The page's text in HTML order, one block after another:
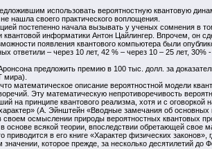
использовать вероятностную квантовую
нашла своего практического воплощения.
постепенно начала вызывать у ученых сомнения в
информатики Антон Цайлингер. Впрочем, он
появления квантового компьютера были
– через 10 лет, 42 % – через 10 – 25 лет, 30%
предложить премию в 100 тыс. долл. за
мира).
математическое описание вероятностной модели
Эту математическую непротиворечивость
принципе квантового реализма, хотя и с оговоркой
(А. Эйнштейн «Вводные замечания об основных
осмыслении природы вероятностных квантовых
всякой теории, впоследствии обретающей свое
в его книге «Характер физических законов»,
которое прежде, за несколько десятилетий